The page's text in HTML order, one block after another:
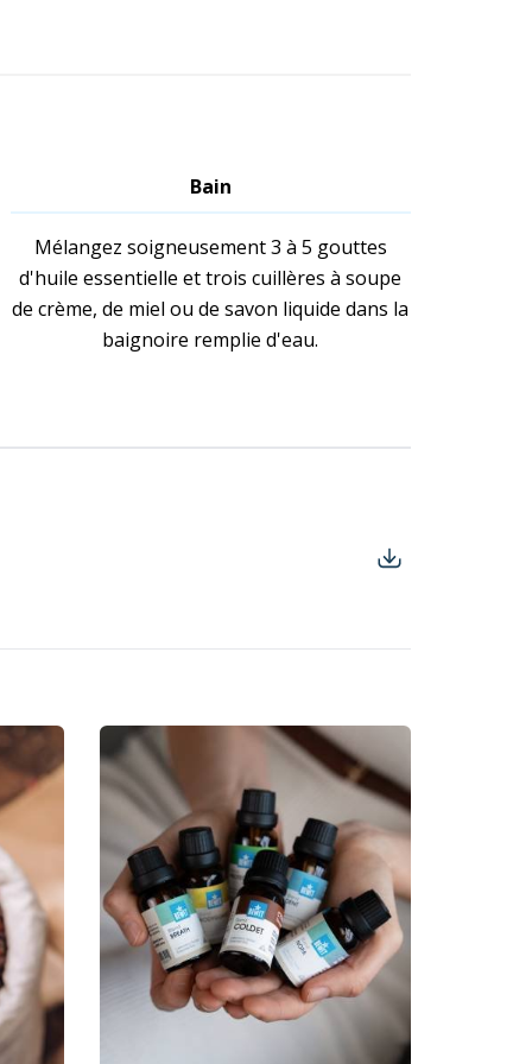
Bain
Mélangez soigneusement 3 à 5 gouttes
d'huile essentielle et trois cuillères à soupe
de crème, de miel ou de savon liquide dans la
baignoire remplie d'eau.